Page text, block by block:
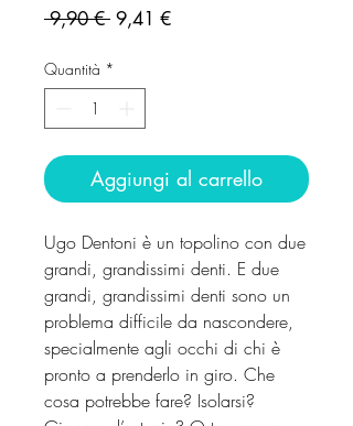
9,90 € Prezzo
9,41 €Prezzo
Quantità *
Aggiungi al carrello
Ugo Dentoni è un topolino con due
grandi, grandissimi denti. E due
grandi, grandissimi denti sono un
problema difficile da nascondere,
specialmente agli occhi di chi è
pronto a prenderlo in giro. Che
cosa potrebbe fare? Isolarsi?